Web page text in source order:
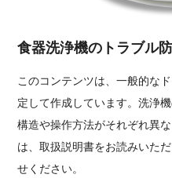
食器洗浄機のトラブル
このコンテンツは、一般的な
定して作成しています。洗浄
構造や操作方法がそれぞれ異
は、取扱説明書をお読みいた
せください。